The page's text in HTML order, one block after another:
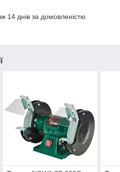
14 днів за домовленістю